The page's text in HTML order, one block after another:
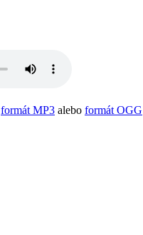
formát MP3 alebo formát OGG